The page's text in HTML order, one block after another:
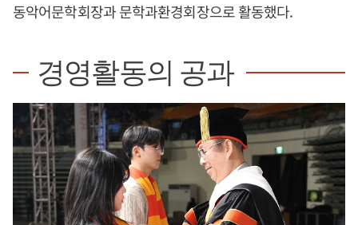
동악어문학회장과 문학과환경회장으로 활동했다.
경영활동의 공과